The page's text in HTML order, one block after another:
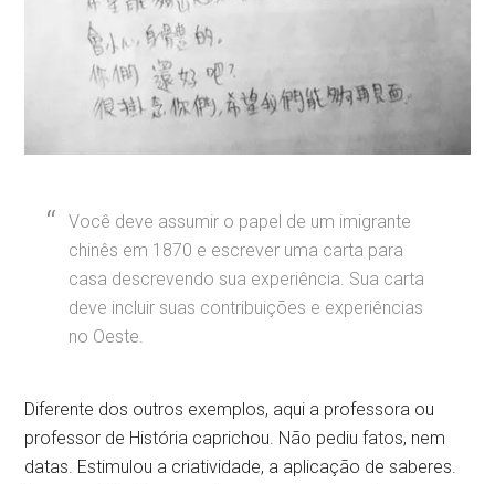
Você deve assumir o papel de um imigrante
chinês em 1870 e escrever uma carta para
casa descrevendo sua experiência. Sua carta
deve incluir suas contribuições e experiências
no Oeste.
Diferente dos outros exemplos, aqui a professora ou
professor de História caprichou. Não pediu fatos, nem
datas. Estimulou a criatividade, a aplicação de saberes.